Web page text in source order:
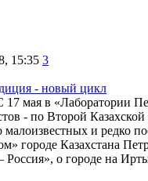
15:35 3
- новый цикл
мая в «Лаборатории
- по Второй
малоизвестных и редко
городе Казахстана
Россия», о городе на